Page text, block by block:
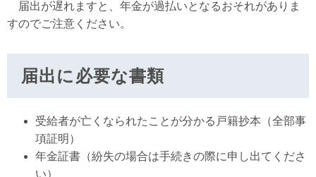
届出が遅れますと、年金が過払いとなるおそれがありま
すのでご注意ください。
届出に必要な書類
受給者が亡くなられたことが分かる戸籍抄本（全部事
項証明）
年金証書（紛失の場合は手続きの際に申し出てくださ
い）